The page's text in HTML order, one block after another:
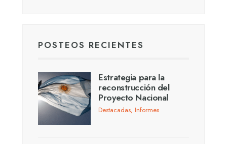
POSTEOS RECIENTES
Estrategia para la
reconstrucción del
Proyecto Nacional
Destacadas, Informes